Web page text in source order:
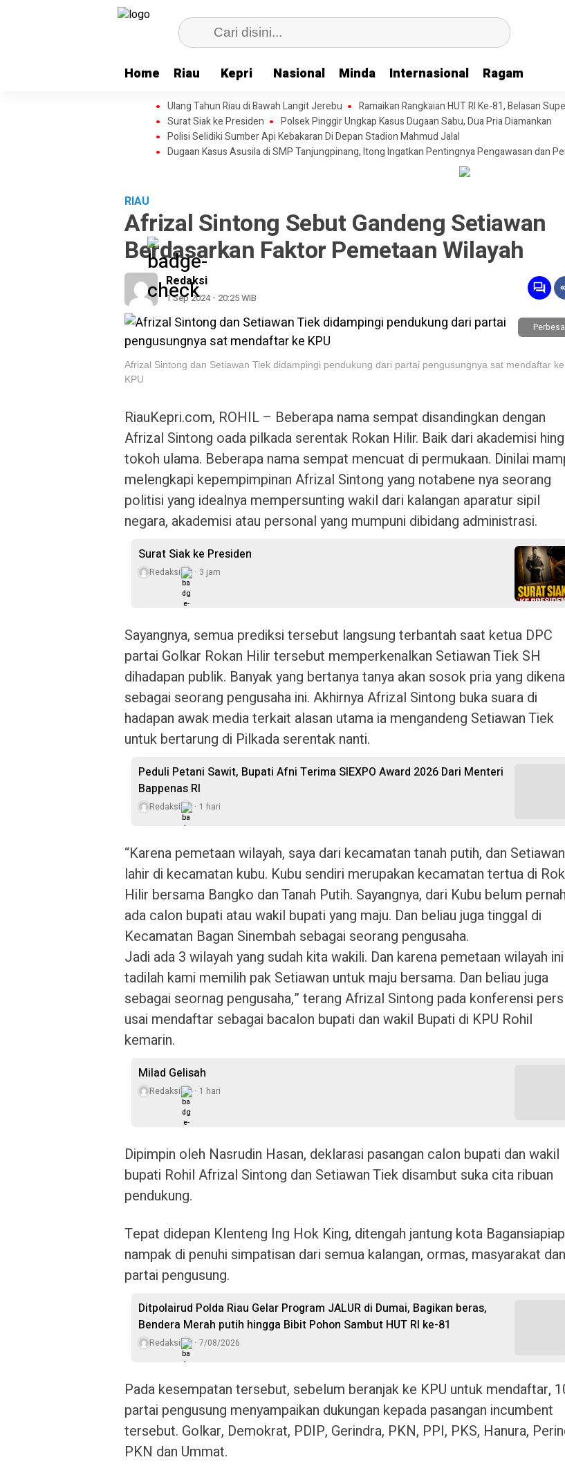
Home Riau Kepri Nasional Minda Internasional Ragam
Ulang Tahun Riau di Bawah Langit Jerebu
Ramaikan Rangkaian HUT RI Ke-81, Belasan
Surat Siak ke Presiden
Polsek Pinggir Ungkap Kasus Dugaan Sabu, Dua Pria Diamankan
Polisi Selidiki Sumber Api Kebakaran Di Depan Stadion Mahmud Jalal
Dugaan Kasus Asusila di SMP Tanjungpinang, Itong Ingatkan Pentingnya Pengawasan dan
RIAU
Afrizal Sintong Sebut Gandeng Setiawan
Berdasarkan Faktor Pemetaan Wilayah
Redaksi
1 Sep 2024 - 20:25 WIB
Afrizal Sintong dan Setiawan Tiek didampingi pendukung dari partai pengusungnya sat mendaftar ke
KPU
RiauKepri.com, ROHIL – Beberapa nama sempat disandingkan dengan
Afrizal Sintong oada pilkada serentak Rokan Hilir. Baik dari akademisi
tokoh ulama. Beberapa nama sempat mencuat di permukaan. Dinilai
melengkapi kepempimpinan Afrizal Sintong yang notabene nya seorang
politisi yang idealnya mempersunting wakil dari kalangan aparatur sipil
negara, akademisi atau personal yang mumpuni dibidang administrasi.
Surat Siak ke Presiden
Redaksi 3 jam
Sayangnya, semua prediksi tersebut langsung terbantah saat ketua DPC
partai Golkar Rokan Hilir tersebut memperkenalkan Setiawan Tiek SH
dihadapan publik. Banyak yang bertanya tanya akan sosok pria yang
sebagai seorang pengusaha ini. Akhirnya Afrizal Sintong buka suara di
hadapan awak media terkait alasan utama ia mengandeng Setiawan Tiek
untuk bertarung di Pilkada serentak nanti.
Peduli Petani Sawit, Bupati Afni Terima SIEXPO Award 2026 Dari Menteri
Bappenas RI
Redaksi 1 hari
“Karena pemetaan wilayah, saya dari kecamatan tanah putih, dan Setiawan
lahir di kecamatan kubu. Kubu sendiri merupakan kecamatan tertua di
Hilir bersama Bangko dan Tanah Putih. Sayangnya, dari Kubu belum pernah
ada calon bupati atau wakil bupati yang maju. Dan beliau juga tinggal di
Kecamatan Bagan Sinembah sebagai seorang pengusaha.
Jadi ada 3 wilayah yang sudah kita wakili. Dan karena pemetaan wilayah ini
tadilah kami memilih pak Setiawan untuk maju bersama. Dan beliau juga
sebagai seornag pengusaha,” terang Afrizal Sintong pada konferensi pers
usai mendaftar sebagai bacalon bupati dan wakil Bupati di KPU Rohil
kemarin.
Milad Gelisah
Redaksi 1 hari
Dipimpin oleh Nasrudin Hasan, deklarasi pasangan calon bupati dan wakil
bupati Rohil Afrizal Sintong dan Setiawan Tiek disambut suka cita ribuan
pendukung.
Tepat didepan Klenteng Ing Hok King, ditengah jantung kota
nampak di penuhi simpatisan dari semua kalangan, ormas, masyarakat dan
partai pengusung.
Ditpolairud Polda Riau Gelar Program JALUR di Dumai, Bagikan beras,
Bendera Merah putih hingga Bibit Pohon Sambut HUT RI ke-81
Redaksi 7/08/2026
Pada kesempatan tersebut, sebelum beranjak ke KPU untuk mendaftar,
partai pengusung menyampaikan dukungan kepada pasangan incumbent
tersebut. Golkar, Demokrat, PDIP, Gerindra, PKN, PPI, PKS, Hanura,
PKN dan Ummat.